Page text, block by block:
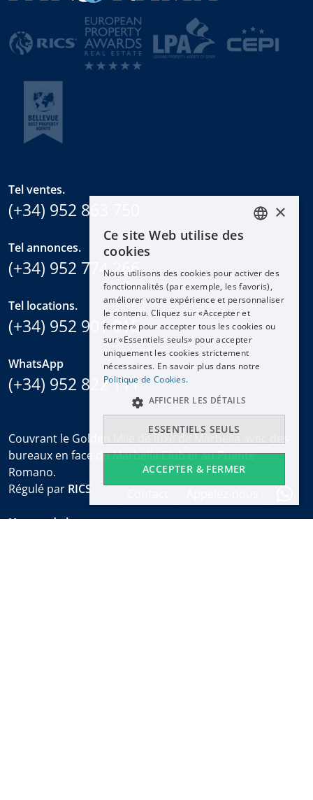
Tel ventes.
(+34) 952 863 750
Tel annonces.
(+34) 952 774 266
Tel locations.
(+34) 952 901 015
WhatsApp
(+34) 952 822 111
Couvrant le Golden Mile de luxe de Marbella avec des
bureaux en face du Marbella Club et au Puente
Romano.
Régulé par RICS
Heures de bureau
ENGLISH
DEUTSCH
FRANÇAIS
NEDERLANDS
×
Ce site Web utilise des
cookies
Nous utilisons des cookies pour activer des
fonctionnalités (par exemple, les favoris),
améliorer votre expérience et personnaliser
le contenu. Cliquez sur «Accepter et
fermer» pour accepter tous les cookies ou
sur «Essentiels seuls» pour accepter
uniquement les cookies strictement
nécessaires. En savoir plus dans notre
Politique de Cookies.
ACCEPTER & FERMER
ESSENTIELS SEULS
AFFICHER LES DÉTAILS